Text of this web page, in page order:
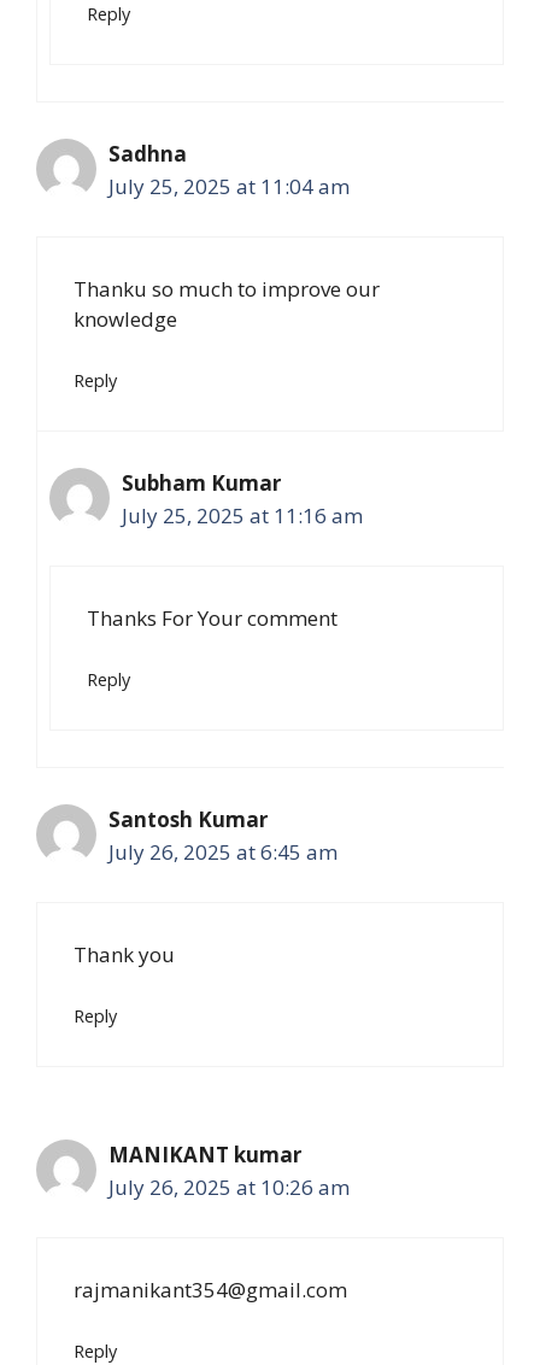
Reply
Sadhna
July 25, 2025 at 11:04 am
Thanku so much to improve our
knowledge
Reply
Subham Kumar
July 25, 2025 at 11:16 am
Thanks For Your comment
Reply
Santosh Kumar
July 26, 2025 at 6:45 am
Thank you
Reply
MANIKANT kumar
July 26, 2025 at 10:26 am
rajmanikant354@gmail.com
Reply